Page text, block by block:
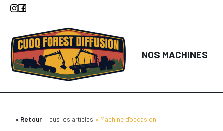
Aller
principal
NOS MACHINES
Retour Tous les articles Machine d'occasion